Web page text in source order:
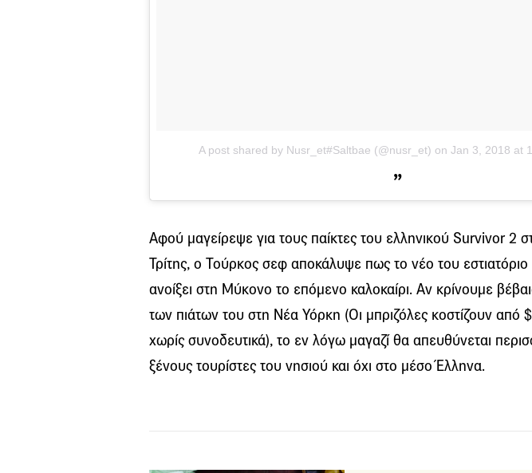
A post shared by Nusr_et#Saltbae (@nusr_et) on Jan 3, 2018 at
Αφού μαγείρεψε για τους παίκτες του ελληνικού Survivor 2
Τρίτης, ο Τούρκος σεφ αποκάλυψε πως το νέο του εστιατόριο
ανοίξει στη Μύκονο το επόμενο καλοκαίρι. Αν κρίνουμε
των πιάτων του στη Νέα Υόρκη (Οι μπριζόλες κοστίζουν από
χωρίς συνοδευτικά), το εν λόγω μαγαζί θα απευθύνεται
ξένους τουρίστες του νησιού και όχι στο μέσο Έλληνα.